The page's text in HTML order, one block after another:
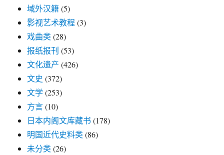
域外汉籍 (5)
影视艺术教程 (3)
戏曲类 (28)
报纸报刊 (53)
文化遗产 (426)
文史 (372)
文学(253)
方言(10)
日本内阁文库藏书 (178)
明国近代史料类 (86)
未分类 (26)